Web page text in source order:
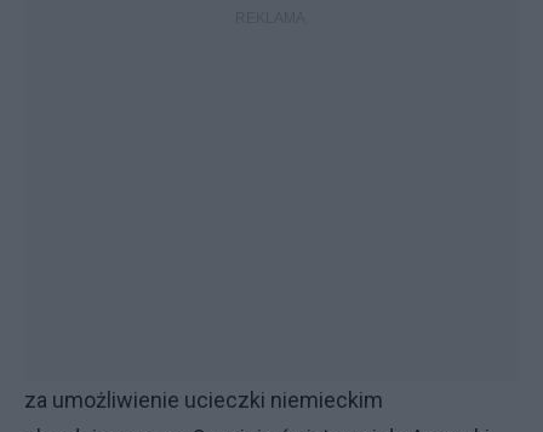
za umożliwienie ucieczki niemieckim